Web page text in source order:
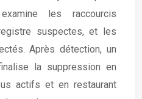
les raccourcis
suspectes, et les
Après détection, un
la suppression en
actifs et en restaurant